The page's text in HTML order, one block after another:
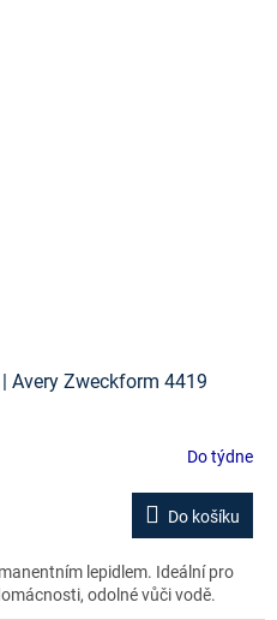
Avery Zweckform 4419
Do týdne
Do košíku
lepidlem. Ideální pro
odolné vůči vodě.